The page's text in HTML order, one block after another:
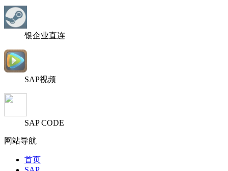
银企业直连
SAP视频
SAP CODE
网站导航
首页